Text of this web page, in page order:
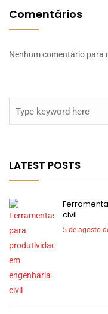
Comentários
Nenhum comentário para
LATEST POSTS
civil
5 de agosto